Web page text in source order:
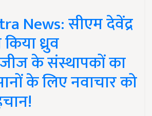
News: सीएम देवेंद्र
ध्रुव
के संस्थापकों का
के लिए नवाचार को